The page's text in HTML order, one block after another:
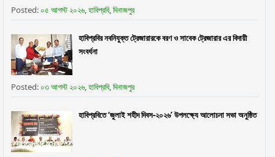
Posted: ০৫ আগস্ট ২০২৬, হাবিপ্রবি, দিনাজপুর
হাবিপ্রবির নবনিযুক্ত ট্রেজারারকে বরণ ও সাবেক ট্রেজারার এর বিদায়ী
সংবর্ধনা
Posted: ০৩ আগস্ট ২০২৬, হাবিপ্রবি, দিনাজপুর
হাবিপ্রবিতে ‘জুলাই শহীদ দিবস-২০২৬’ উপলক্ষ্যে আলোচনা সভা অনুষ্ঠিত